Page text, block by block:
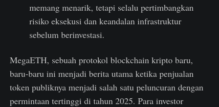
memang menarik, tetapi selalu pertimbangkan
risiko eksekusi dan keandalan infrastruktur
sebelum berinvestasi.
MegaETH, sebuah protokol blockchain kripto baru,
baru-baru ini menjadi berita utama ketika penjualan
token publiknya menjadi salah satu peluncuran dengan
permintaan tertinggi di tahun 2025. Para investor